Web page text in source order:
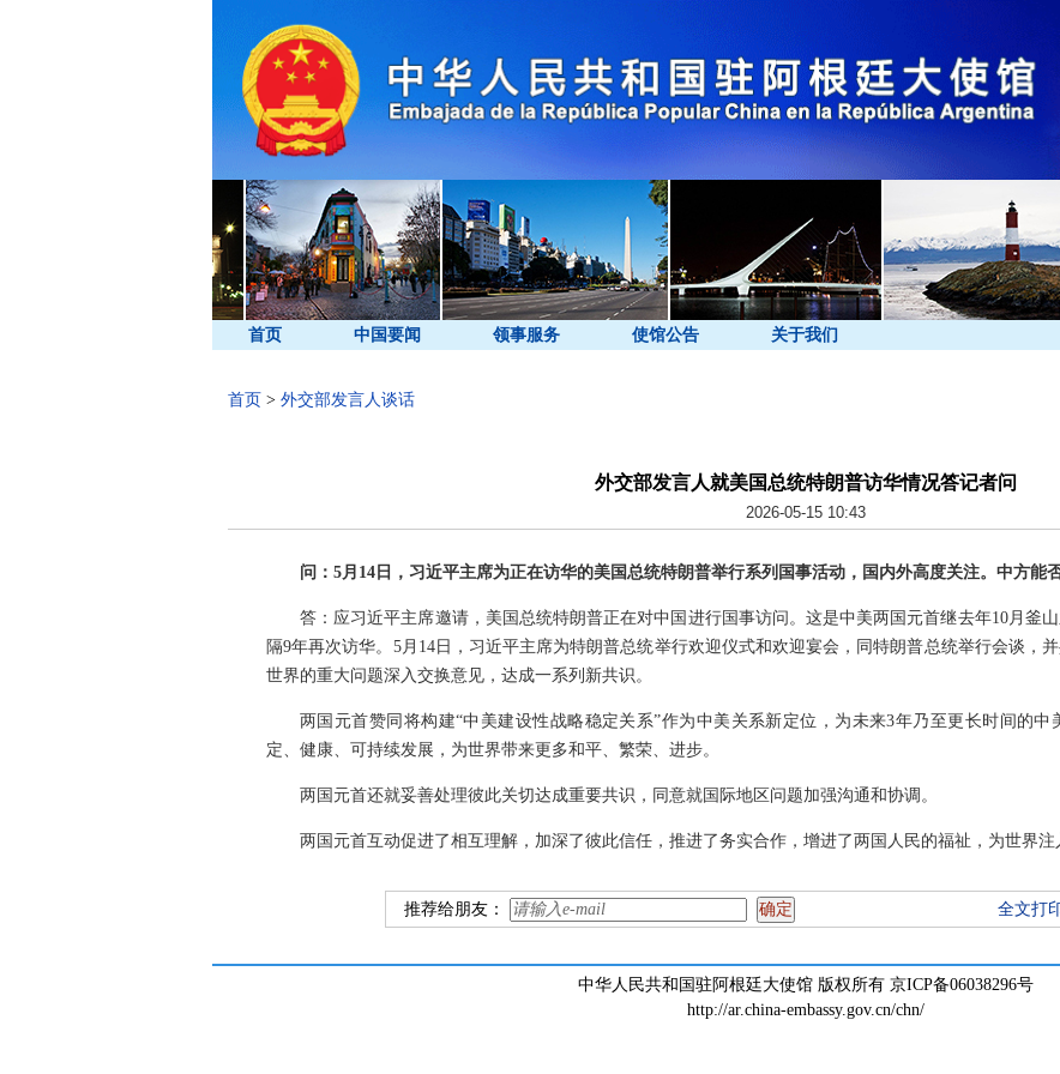
首页 中国要闻 领事服务 使馆公告 关于我们
首页 > 外交部发言人谈话
外交部发言人就美国总统特朗普访华情况答记者问
2026-05-15 10:43
问：5月14日，习近平主席为正在访华的美国总统特朗普举行系列国事活动，国内外高度关注。中方能
答：应习近平主席邀请，美国总统特朗普正在对中国进行国事访问。这是中美两国元首继去年10月釜
隔9年再次访华。5月14日，习近平主席为特朗普总统举行欢迎仪式和欢迎宴会，同特朗普总统举行会谈，
世界的重大问题深入交换意见，达成一系列新共识。
两国元首赞同将构建“中美建设性战略稳定关系”作为中美关系新定位，为未来3年乃至更长时间的
定、健康、可持续发展，为世界带来更多和平、繁荣、进步。
两国元首还就妥善处理彼此关切达成重要共识，同意就国际地区问题加强沟通和协调。
两国元首互动促进了相互理解，加深了彼此信任，推进了务实合作，增进了两国人民的福祉，为世界注
推荐给朋友： 全文打
中华人民共和国驻阿根廷大使馆 版权所有 京ICP备06038296号
http://ar.china-embassy.gov.cn/chn/